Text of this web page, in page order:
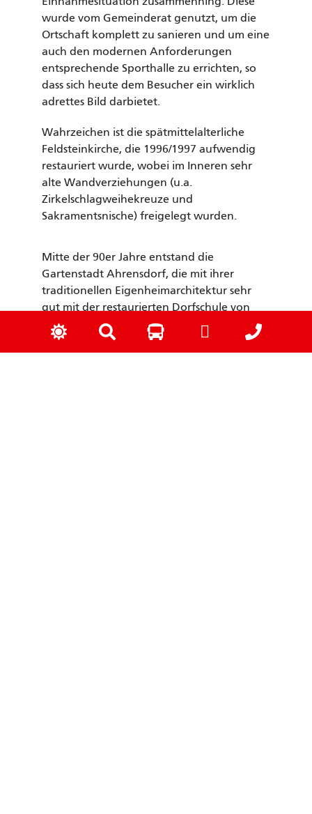
wurde vom Gemeinderat genutzt, um die
Ortschaft komplett zu sanieren und um eine
auch den modernen Anforderungen
entsprechende Sporthalle zu errichten, so
dass sich heute dem Besucher ein wirklich
adrettes Bild darbietet.
Wahrzeichen ist die spätmittelalterliche
Feldsteinkirche, die 1996/1997 aufwendig
restauriert wurde, wobei im Inneren sehr
alte Wandverziehungen (u.a.
Zirkelschlagweihekreuze und
Sakramentsnische) freigelegt wurden.
Mitte der 90er Jahre entstand die
Gartenstadt Ahrensdorf, die mit ihrer
traditionellen Eigenheimarchitektur sehr
gut mit der restaurierten Dorfschule von
1914, die heute unter anderem den
Kindergarten enthält und dem